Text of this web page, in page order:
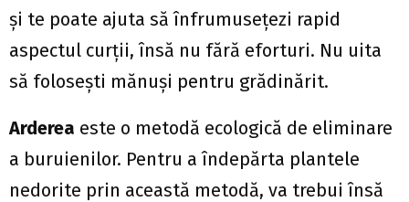
și te poate ajuta să înfrumusețezi rapid
aspectul curții, însă nu fără eforturi. Nu uita
să folosești mănuși pentru grădinărit.
Arderea este o metodă ecologică de eliminare
a buruienilor. Pentru a îndepărta plantele
nedorite prin această metodă, va trebui însă